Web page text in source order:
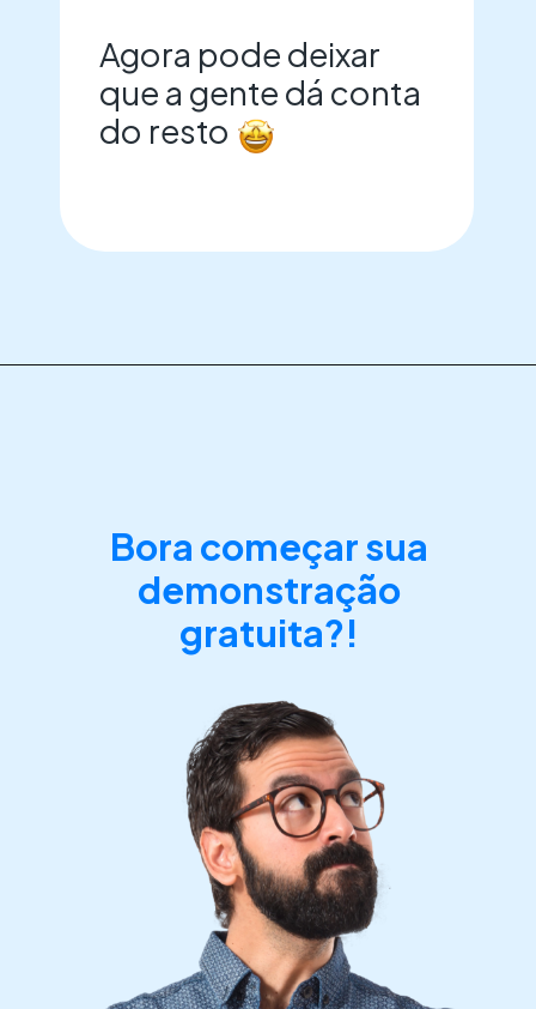
Agora pode deixar
que a gente dá conta
do resto
Bora começar sua
demonstração
gratuita?!